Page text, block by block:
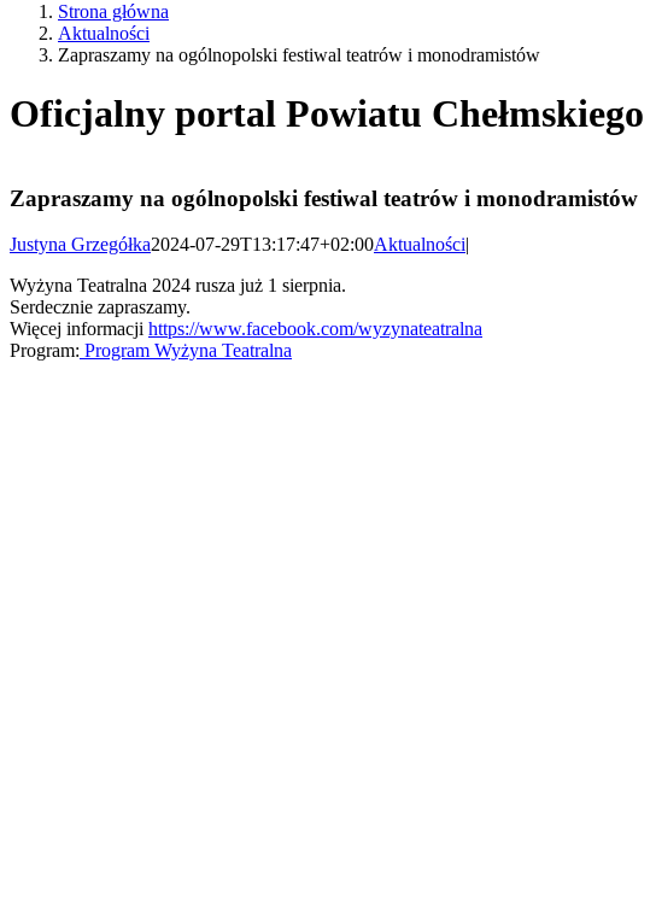
Strona główna
Aktualności
Zapraszamy na ogólnopolski festiwal teatrów i monodramistów
Oficjalny portal Powiatu Chełmskiego
Zapraszamy na ogólnopolski festiwal teatrów i monodramistów
Justyna Grzegółka2024-07-29T13:17:47+02:00Aktualności|
Wyżyna Teatralna 2024 rusza już 1 sierpnia.
Serdecznie zapraszamy.
Więcej informacji https://www.facebook.com/wyzynateatralna
Program: Program Wyżyna Teatralna